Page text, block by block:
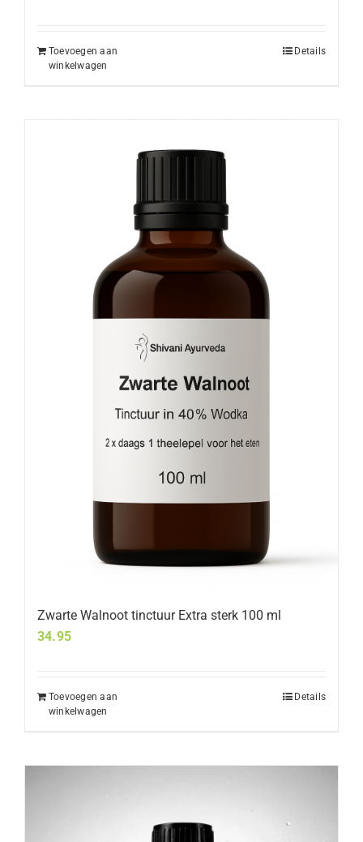
Toevoegen aan
winkelwagen
Details
Zwarte Walnoot tinctuur Extra sterk 100 ml
34.95
Toevoegen aan
winkelwagen
Details